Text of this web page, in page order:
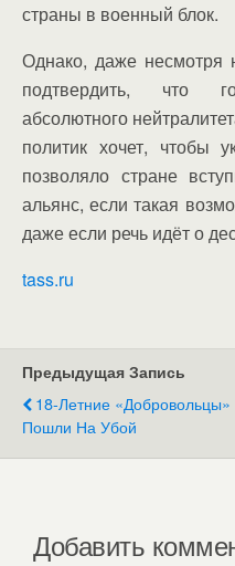
страны в военный блок.
Однако, даже несмотря
подтвердить, что
абсолютного
политик хочет, чтобы
позволяло стране
альянс, если такая
даже если речь идёт о
tass.ru
Предыдущая Запись
18-Летние «добровольцы»
Пошли На Убой
Добавить